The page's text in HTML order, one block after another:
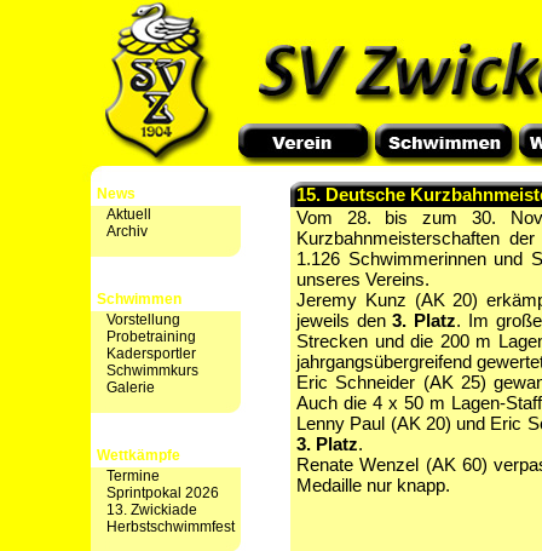
News
Aktuell
Archiv
Schwimmen
Vorstellung
Probetraining
Kadersportler
Schwimmkurs
Galerie
Wettkämpfe
Termine
Sprintpokal 2026
13. Zwickiade
Herbstschwimmfest
15. Deutsche
Vom 28. bis zum 30.
Kurzbahnmeisterschaften
1.126 Schwimmerinnen und
unseres Vereins.
Jeremy Kunz (AK 20)
jeweils den3. Platz. Im
Strecken und die 200 m
jahrgangsübergreifend
Eric Schneider (AK 25)
Auch die 4 x 50 m Lagen-
Lenny Paul (AK 20) und Eric
3. Platz.
Renate Wenzel (AK 60)
Medaille nur knapp.